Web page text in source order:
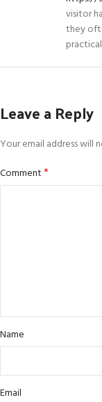
visitor
they
Leave a Reply
Your email address will
Comment*
Name
Email